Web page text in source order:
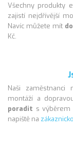
Všechny produkty
zajistí nejdřívější
Navíc můžete mít
Kč.
Naši zaměstnanci
montáží a
poradit s výběrem
napiště na